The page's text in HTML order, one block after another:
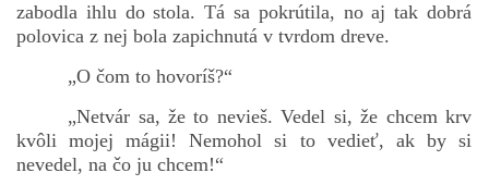
zabodla ihlu do stola. Tá sa pokrútila, no aj tak dobrá
polovica z nej bola zapichnutá v tvrdom dreve.
„O čom to hovoríš?“
„Netvár sa, že to nevieš. Vedel si, že chcem krv
kvôli mojej mágii! Nemohol si to vedieť, ak by si
nevedel, na čo ju chcem!“